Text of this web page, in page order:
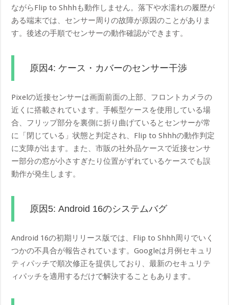
ながらFlip to Shhhも動作しません。落下や水濡れの履歴が
ある端末では、センサー周りの故障が原因のことがありま
す。後述の手順でセンサーの動作確認ができます。
原因4: ケース・カバーのセンサー干渉
Pixelの近接センサーは画面前面の上部、フロントカメラの
近くに搭載されています。手帳型ケースを使用している場
合、フリップ部分を裏側に折り曲げているとセンサーが常
に「閉じている」状態と判定され、Flip to Shhhの動作判定
に支障が出ます。また、市販の社外品ケースで近接センサ
ー部分の窓が小さすぎたり位置がずれているケースでも誤
動作が発生します。
原因5: Android 16のシステムバグ
Android 16の初期リリース版では、Flip to Shhh周りでいく
つかの不具合が報告されています。Googleは月例セキュリ
ティパッチで順次修正を提供しており、最新のセキュリテ
ィパッチを適用するだけで解決することもあります。